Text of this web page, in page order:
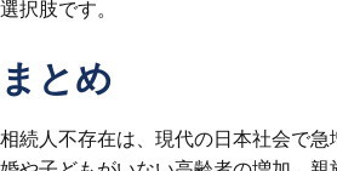
選択肢です。
まとめ
相続人不存在は、現代の日本社会で